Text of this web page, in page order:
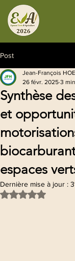
Post
Synthèse
et
espaces
Jean-François
26 févr. 2025 3
Dernière mise à jour :
Noté NaN